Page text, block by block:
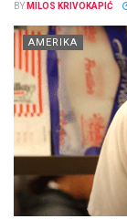
BY MILOS KRIVOKAPIĆ
AMERIKA